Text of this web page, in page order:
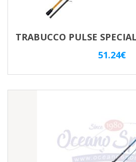
51.24€